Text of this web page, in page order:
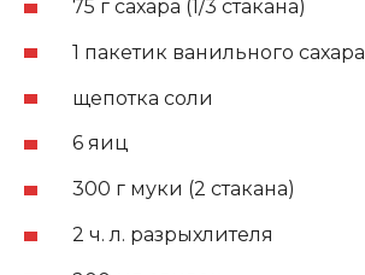
75 г сахара (1/3 стакана)
1 пакетик ванильного сахара
щепотка соли
6 яиц
300 г муки (2 стакана)
2 ч. л. разрыхлителя